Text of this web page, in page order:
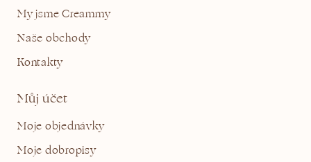
My jsme Creammy
Naše obchody
Kontakty
Můj účet
Moje objednávky
Moje dobropisy